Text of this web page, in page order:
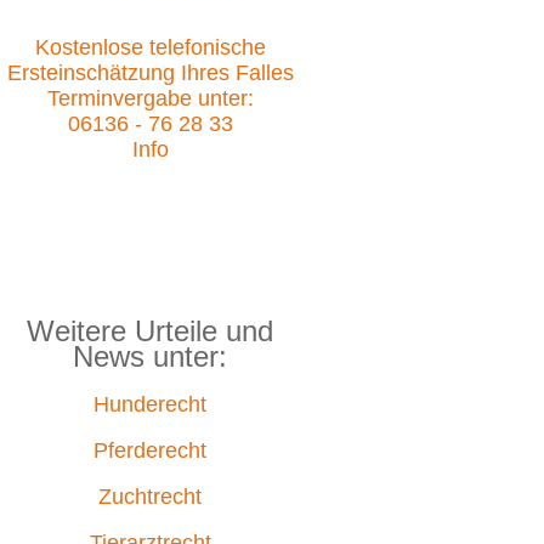
Kostenlose telefonische
Ersteinschätzung Ihres Falles
Terminvergabe unter:
06136 - 76 28 33
Info
Weitere Urteile und
News unter:
Hunderecht
Pferderecht
Zuchtrecht